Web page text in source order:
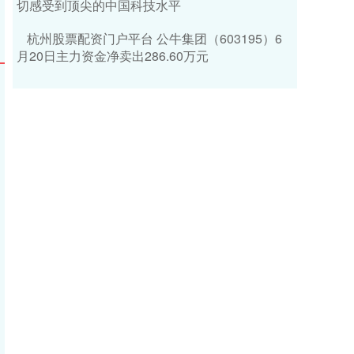
切感受到顶尖的中国科技水平
杭州股票配资门户平台 公牛集团（603195）6
月20日主力资金净卖出286.60万元